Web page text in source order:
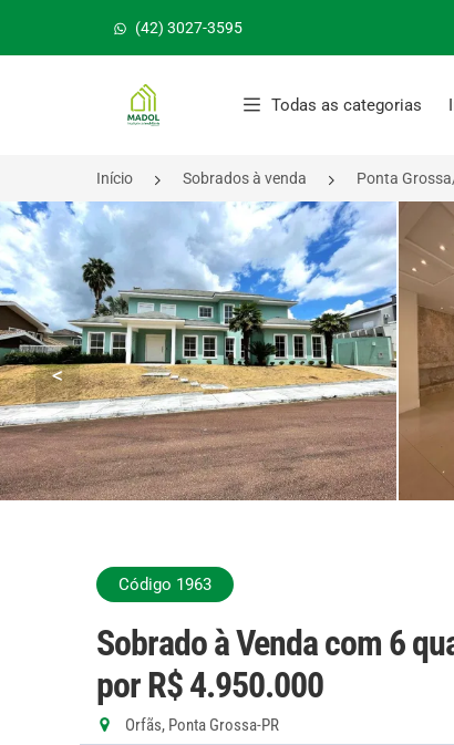
(42) 3027-3595
Página inicial
Todas as categorias
Início Sobrados à venda Ponta
<
Código 1963
Sobrado à Venda com 6
por R$ 4.950.000
Orfãs, Ponta Grossa-PR